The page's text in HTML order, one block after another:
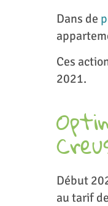
Dans de
Ces
2021.
Début
au tarif